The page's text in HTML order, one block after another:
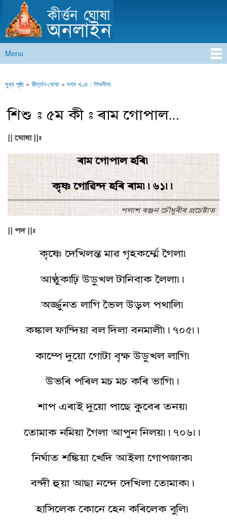
main
content
কীৰ্ত্তন ঘোষা অনলাইন
Main menu
Menu
You are here
মুখ্য পৃষ্ঠা » কীৰ্ত্তন-ঘোষা »দশম খণ্ড : শিশুলীলা
শিশু : ৫ম কী : ৰাম গোপাল...
|| ঘোষা ||:
ৰাম গোপাল হৰি৷
কৃষ্ণ গোৱিন্দ হৰি ৰাম৷৷৬১৷৷
পলাশ ৰঞ্জন চৌধুৰীৰ প্ৰচেষ্টাত
|| পদ ||:
কৃষ্ণে দেখিলন্ত মাৱ গৃহকৰ্ম্মে গৈলা৷
আণ্ঠুকাঢ়ি উডুখল টানিবাক লৈলা৷৷
অৰ্জ্জুনত লাগি ভৈল উড়ল পথালি৷
কঙ্কাল ফান্দিয়া বল দিলা বনমালী৷৷৭০৫৷৷
কাম্পে দুয়ো গোটা বৃক্ষ উডুখল লাগি৷
উভৰি পৰিল মচ মচ কৰি ভাগি৷৷
শাপ এৰাই দুয়ো পাছে কুবেৰ তনয়৷
তোমাক নমিয়া গৈলা আপুন নিলয়৷৷৭০৬৷৷
নিৰ্ঘাত শঙ্কিয়া খেদি আইলা গোপজাক৷
বন্দী হুয়া আছা নন্দে দেখিলা তোমাক৷৷
হাসিলেক কোনে হেন কৰিলেক বুলি৷